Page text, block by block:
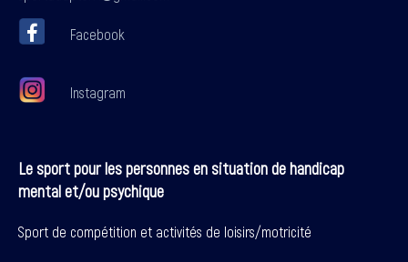
Facebook
Instagram
Le sport pour les personnes en situation de handicap
mental et/ou psychique
Sport de compétition et activités de loisirs/motricité